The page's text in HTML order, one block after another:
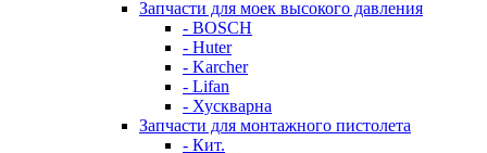
Запчасти для моек высокого давления
- BOSCH
- Huter
- Karcher
- Lifan
- Хускварна
Запчасти для монтажного пистолета
- Кит.